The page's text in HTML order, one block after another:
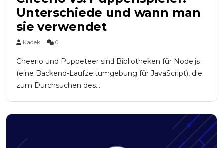
Unterschiede und wann man
sie verwendet
Kadek 0
Cheerio und Puppeteer sind Bibliotheken für Node.js
(eine Backend-Laufzeitumgebung für JavaScript), die
zum Durchsuchen des...